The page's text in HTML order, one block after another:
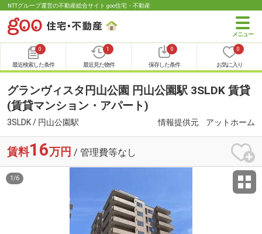
NTTグループ運営の不動産総合サイト goo住宅・不動産
0
最近検索した条件
1
最近見た物件
0
保存した条件
0
お気に入り
グランヴィスタ円山公園 円山公園駅 3SLDK 賃貸
(賃貸マンション・アパート)
3SLDK / 円山公園駅 情報提供元 アットホーム
賃料16万円 / 管理費等なし
1 /6